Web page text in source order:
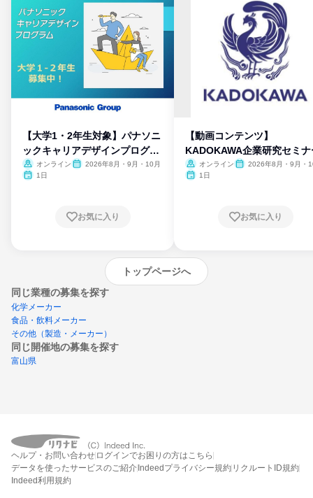
【大学1・2年生対象】パナソニ
ックキャリアデザインプログラ
ム
オンライン
2026年8月・9月・10月
1日
お気に入り
【動画コンテンツ】
KADOKAWA企業研究セミナ
オンライン
2026年8月・9月・
1日
お気に入り
トップページへ
同じ業種の募集を探す
化学メーカー
食品・飲料メーカー
その他（製造・メーカー）
同じ開催地の募集を探す
富山県
締切：なし
ヘルプ・お問い合わせ ログインでお困りの方はこちら
データを使ったサービスのご紹介 Indeedプライバシー規約 リクルートID規約
Indeed利用規約